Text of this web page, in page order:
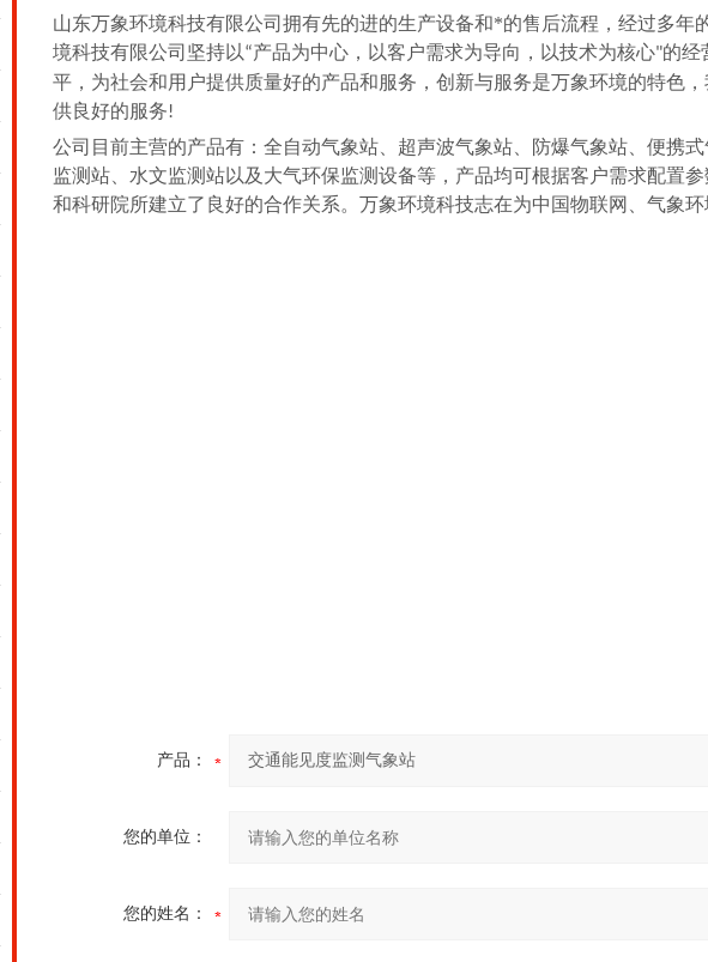
山东万象环境科技有限公司拥有先的进的生产设备和*的售后流程，经过多
境科技有限公司坚持以“产品为中心，以客户需求为导向，以技术为核心"的经
平，为社会和用户提供质量好的产品和服务，创新与服务是万象环境的特色
供良好的服务!
公司目前主营的产品有：全自动气象站、超声波气象站、防爆气象站、便携
监测站、水文监测站以及大气环保监测设备等，产品均可根据客户需求配置
和科研院所建立了良好的合作关系。万象环境科技志在为中国物联网、气象
产品：
您的单位：
您的姓名：